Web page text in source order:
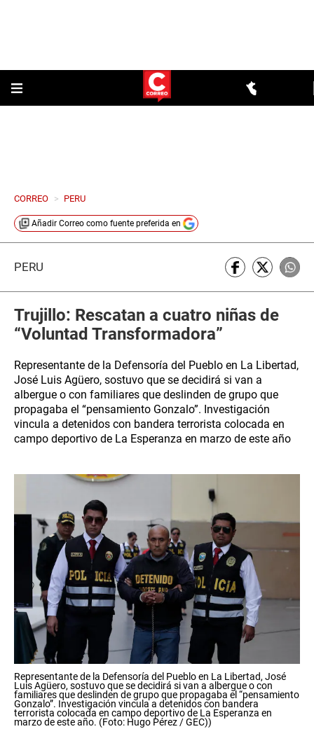
CORREO > PERU
Añadir Correo como fuente preferida en
PERÚ
Trujillo: Rescatan a cuatro niñas de
“Voluntad Transformadora”
Representante de la Defensoría del Pueblo en La Libertad,
José Luis Agüero, sostuvo que se decidirá si van a
albergue o con familiares que deslinden de grupo que
propagaba el “pensamiento Gonzalo”. Investigación
vincula a detenidos con bandera terrorista colocada en
campo deportivo de La Esperanza en marzo de este año
Representante de la Defensoría del Pueblo en La Libertad, José
Luis Agüero, sostuvo que se decidirá si van a albergue o con
familiares que deslinden de grupo que propagaba el “pensamiento
Gonzalo”. Investigación vincula a detenidos con bandera
terrorista colocada en campo deportivo de La Esperanza en
marzo de este año. (Foto: Hugo Pérez / GEC))